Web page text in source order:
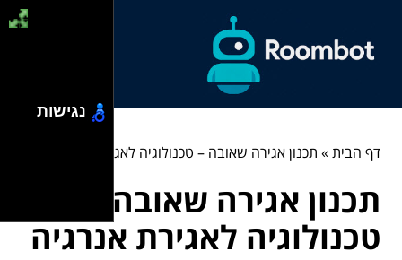
דף הבית» תכנון אגירה שאובה – טכנולוגיה לאגירת אנרגיה
תכנון אגירה שאובה –
טכנולוגיה לאגירת אנרגיה
נגישות